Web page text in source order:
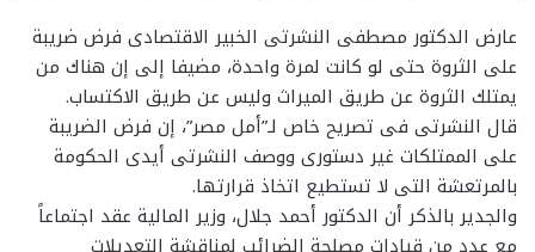
عارض الدكتور مصطفى النشرتى الخبير الاقتصادى فرض ضريبة
على الثروة حتى لو كانت لمرة واحدة، مضيفا إلى إن هناك من
يمتلك الثروة عن طريق الميراث وليس عن طريق الاكتساب.
قال النشرتى فى تصريح خاص لـ”أمل مصر”، إن فرض الضريبة
على الممتلكات غير دستورى ووصف النشرتى أيدى الحكومة
بالمرتعشة التى لا تستطيع اتخاذ قرارتها.
والجدير بالذكر أن الدكتور أحمد جلال، وزير المالية عقد اجتماعاً